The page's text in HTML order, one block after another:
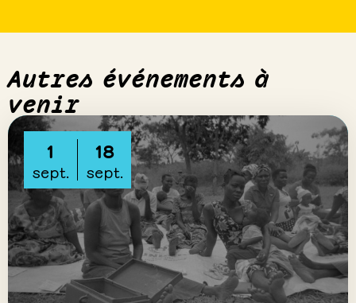
Autres événements à
venir
1
sept.
18
sept.